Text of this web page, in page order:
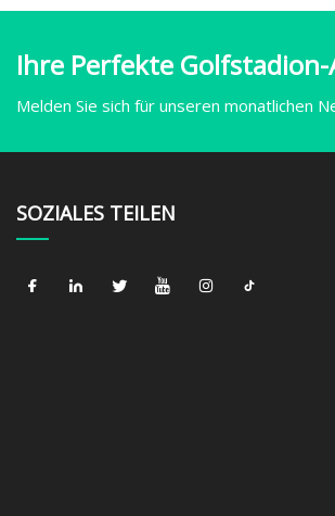
Ihre Perfekte
Melden Sie sich für unseren monatlichen
SOZIALES TEILEN